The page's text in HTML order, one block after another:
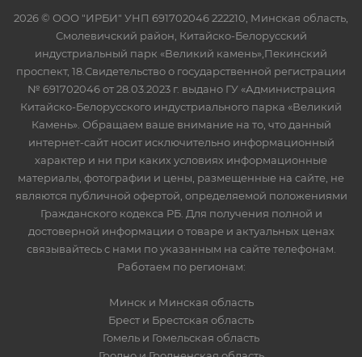
2026 © ООО "ИРБИ" УНП 691702046 222210, Минская область,
Смолевичский район, Китайско-Белорусский
индустриальный парк «Великий камень»,Пекинский
проспект, 18.Свидетельство о государственной регистрации
№ 691702046 от 28.03.2023 г. выдано ГУ «Администрация
Китайско-Белорусского индустриального парка «Великий
Камень». Обращаем ваше внимание на то, что данный
интернет-сайт носит исключительно информационный
характер и ни при каких условиях информационные
материалы, фотографии и цены, размещенные на сайте, не
являются публичной офертой, определяемой положениями
Гражданского кодекса РБ. Для получения полной и
достоверной информации о товаре и актуальных ценах
связывайтесь с нами по указанным на сайте телефонам.
Работаем по регионам:
Минск и Минская область
Брест и Брестская область
Гомель и Гомельская область